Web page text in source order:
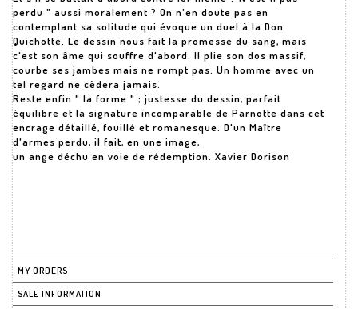
perdu " aussi moralement ? On n'en doute pas en
contemplant sa solitude qui évoque un duel à la Don
Quichotte. Le dessin nous fait la promesse du sang, mais
c'est son âme qui souffre d'abord. Il plie son dos massif,
courbe ses jambes mais ne rompt pas. Un homme avec un
tel regard ne cèdera jamais.
Reste enfin " la forme " ; justesse du dessin, parfait
équilibre et la signature incomparable de Parnotte dans cet
encrage détaillé, fouillé et romanesque. D'un Maître
d'armes perdu, il fait, en une image,
un ange déchu en voie de rédemption. Xavier Dorison
MY ORDERS
SALE INFORMATION